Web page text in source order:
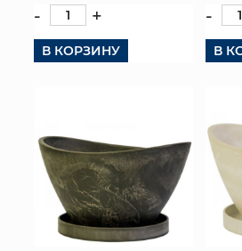
- +
В КОРЗИНУ
-
В